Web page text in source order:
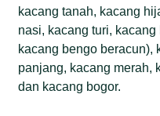
kacang tanah, kacang
nasi, kacang turi,
kacang bengo beracun),
panjang, kacang merah,
dan kacang bogor.